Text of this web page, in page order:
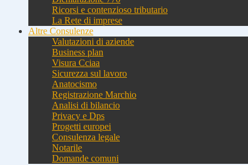
Ricorsi e contenzioso tributario
La Rete di imprese
Altre Consulenze
Valutazioni di aziende
Business plan
Visura Cciaa
Sicurezza sul lavoro
Anatocismo
Registrazione Marchio
Analisi di bilancio
Privacy e Dps
Progetti europei
Consulenza legale
Notarile
Domande comuni